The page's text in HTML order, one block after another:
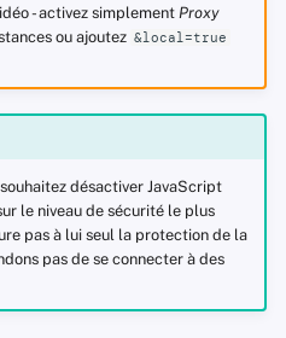
- activez simplement Proxy
ou ajoutez &local=true
désactiver JavaScript
le niveau de sécurité le plus
pas à lui seul la protection de la
pas de se connecter à des